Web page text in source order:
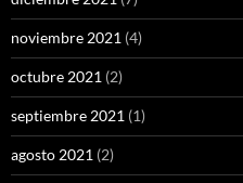
noviembre 2021 (4)
octubre 2021 (2)
septiembre 2021 (1)
agosto 2021 (2)